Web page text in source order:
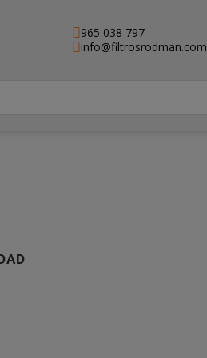
965 038 797
info@filtrosrodman.com